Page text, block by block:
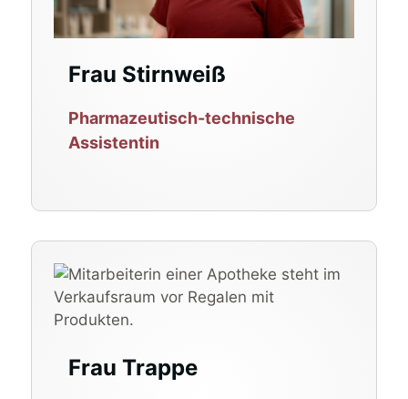
Frau Stirnweiß
Pharmazeutisch-technische
Assistentin
Frau Trappe